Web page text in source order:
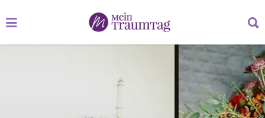
nach:
nach: